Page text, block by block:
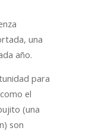
una
año.
para
el
(una
son